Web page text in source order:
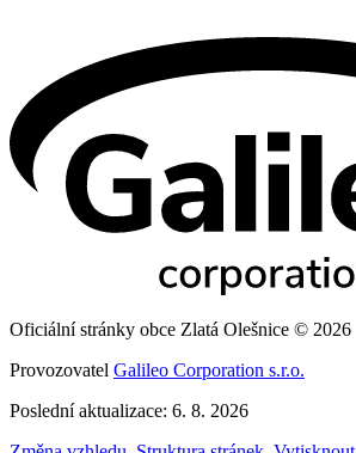
Oficiální stránky obce Zlatá Olešnice © 2026
Provozovatel Galileo Corporation s.r.o.
Poslední aktualizace: 6. 8. 2026